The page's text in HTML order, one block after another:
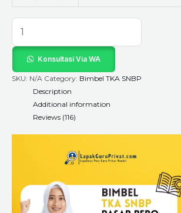
Konsultasi Via WA
SKU: N/A Category: Bimbel TKA SNBP
Description
Additional information
Reviews (116)